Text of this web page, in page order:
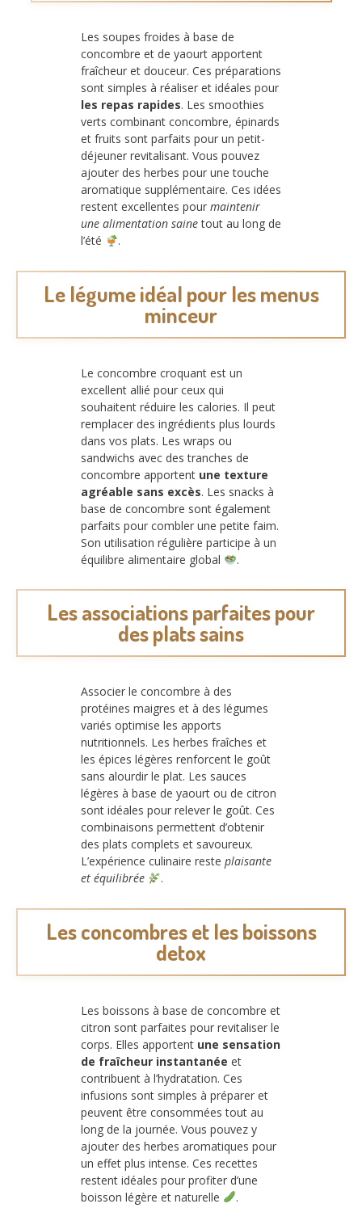
Les soupes froides à base de
concombre et de yaourt apportent
fraîcheur et douceur. Ces préparations
sont simples à réaliser et idéales pour
les repas rapides. Les smoothies
verts combinant concombre, épinards
et fruits sont parfaits pour un petit-
déjeuner revitalisant. Vous pouvez
ajouter des herbes pour une touche
aromatique supplémentaire. Ces idées
restent excellentes pour maintenir
une alimentation sainetout au long de
l’été
.
Le légume idéal pour les menus
minceur
Le concombre croquant est un
excellent allié pour ceux qui
souhaitent réduire les calories. Il peut
remplacer des ingrédients plus lourds
dans vos plats. Les wraps ou
sandwichs avec des tranches de
concombre apportent une texture
agréable sans excès. Les snacks à
base de concombre sont également
parfaits pour combler une petite faim.
Son utilisation régulière participe à un
équilibre alimentaire global
.
Les associations parfaites pour
des plats sains
Associer le concombre à des
protéines maigres et à des légumes
variés optimise les apports
nutritionnels. Les herbes fraîches et
les épices légères renforcent le goût
sans alourdir le plat. Les sauces
légères à base de yaourt ou de citron
sont idéales pour relever le goût. Ces
combinaisons permettent d’obtenir
des plats complets et savoureux.
L’expérience culinaire reste plaisante
et équilibrée
.
Les concombres et les boissons
detox
Les boissons à base de concombre et
citron sont parfaites pour revitaliser le
corps. Elles apportent une sensation
de fraîcheur instantanée et
contribuent à l’hydratation. Ces
infusions sont simples à préparer et
peuvent être consommées tout au
long de la journée. Vous pouvez y
ajouter des herbes aromatiques pour
un effet plus intense. Ces recettes
restent idéales pour profiter d’une
boisson légère et naturelle
.